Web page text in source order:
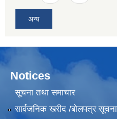
अन्य
Notices
सूचना तथा समाचार
सार्वजनिक खरीद /बोलपत्र सूचना